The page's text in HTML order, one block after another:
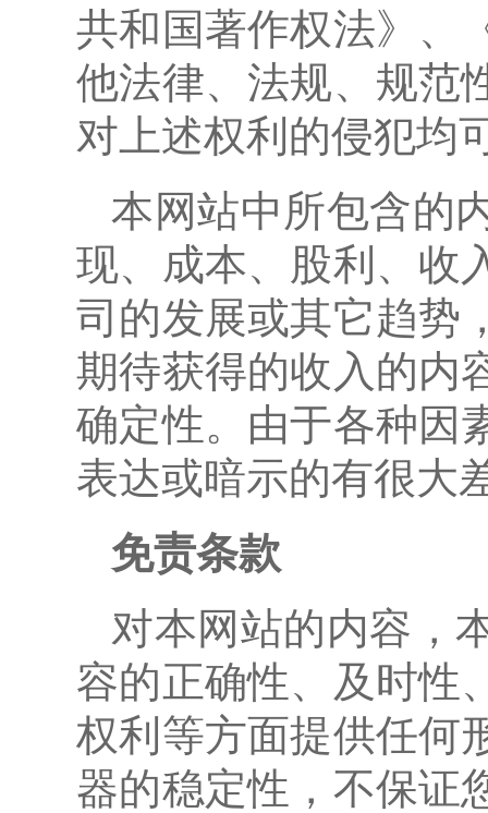
共和国著作权法》、
他法律、法规、规范
对上述权利的侵犯均
本网站中所包含的
现、成本、股利、收
司的发展或其它趋势
期待获得的收入的内
确定性。由于各种因
表达或暗示的有很大
免责条款
对本网站的内容，
容的正确性、及时性
权利等方面提供任何
器的稳定性，不保证